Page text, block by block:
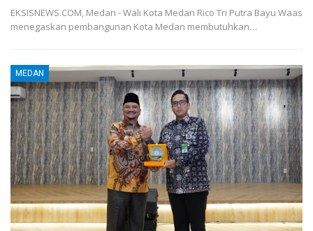
EKSISNEWS.COM, Medan - Wali Kota Medan Rico Tri Putra Bayu Waas
menegaskan pembangunan Kota Medan membutuhkan…
MEDAN